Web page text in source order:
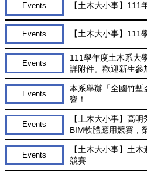
Events 【土木大小事】111
Events 【土木大小事】111
Events
111學年度土木系大
詳附件。歡迎新生參
Events
本系舉辦「全國竹塹
響！
Events
【土木大小事】高
BIM軟體應用競賽，
Events
【土木大小事】土
競賽